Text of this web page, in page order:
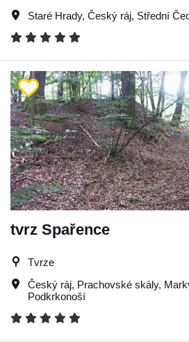
Staré Hrady, Český ráj, Střední
tvrz Spařence
Tvrze
Český ráj, Prachovské skály,
Podkrkonoší